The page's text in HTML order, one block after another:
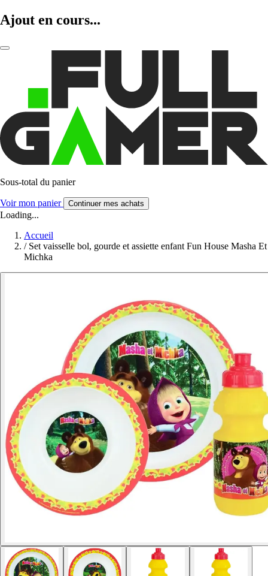
Ajout en cours...
Sous-total du panier
Voir mon panier Continuer mes achats
Loading...
Accueil
/ Set vaisselle bol, gourde et assiette enfant Fun House Masha Et
Michka